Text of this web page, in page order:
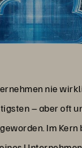
nie
– aber oft
Im Kern